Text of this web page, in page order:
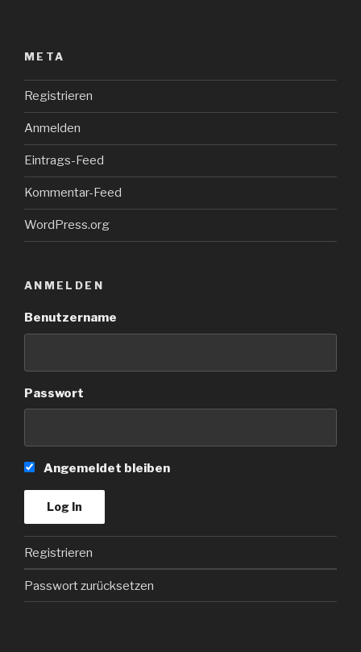
META
Registrieren
Anmelden
Eintrags-Feed
Kommentar-Feed
WordPress.org
ANMELDEN
Benutzername
Passwort
Angemeldet bleiben
Registrieren
Passwort zurücksetzen